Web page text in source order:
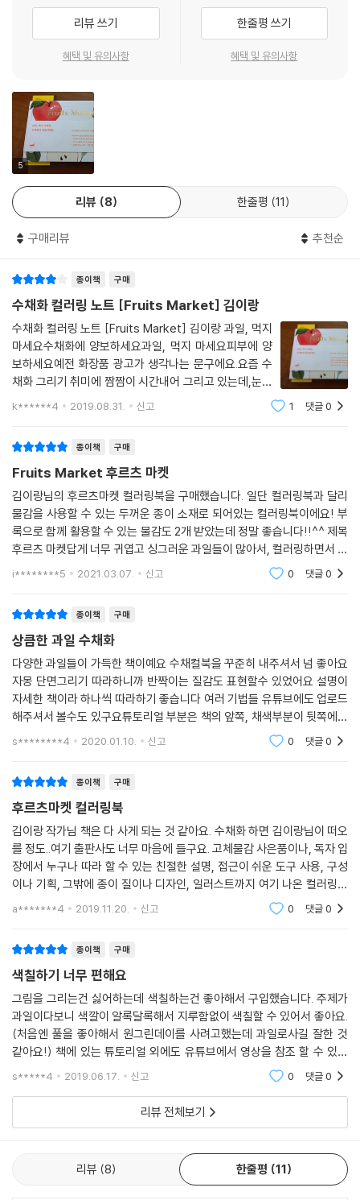
전문가용 스케치북처럼 고급 사양으로 제작했습니다.
- 종이: 발색, 흡수, 번짐이 좋은 고급 미술용지(DS Prince 190g)
- 제본: 180도 쫙 펼쳐지는 양장 제본
수채화를 배워보고 싶은데, 망설이고 계세요?
과일 그림으로 수채화를 시작해보세요.
꽃이나 식물은 세밀한 터치나 음영이 많은 반면,
과일은 큼직큼직 넓게 칠하니까
쉽고, 빠르게 완성이 되고요.
그리기가 훨씬 쉽답니다. 그림 왕초보에게 딱이에요!
게다가 상콤달콤한 색들이 팡팡! 칠하면서 마음까지 즐거워져요!
리뷰 쓰기
혜택 및 유의사항
한줄평 쓰기
혜택 및 유의사항
5
리뷰 8 한줄평 11
구매리뷰 추천순
종이책 구매
수채화 컬러링 노트 [Fruits Market] 김이랑
수채화 컬러링 노트 [Fruits Market] 김이랑 과일, 먹지
마세요수채화에 양보하세요과일, 먹지 마세요피부에 양
보하세요예전 화장품 광고가 생각나는 문구에요.요즘 수
채화 그리기 취미에 짬짬이 시간내어 그리고 있는데,눈에
보이는 모든 사물이 그림으로 그리면어떻게 그려질까 관
k******4 2019.08.31. 신고 1 댓글0
종이책 구매
Fruits Market 후르츠 마켓
김이랑님의 후르츠마켓 컬러링북을 구매했습니다. 일단 컬러링북과 달리
물감을 사용할 수 있는 두꺼운 종이 소재로 되어있는 컬러링북이에요! 부
록으로 함께 활용할 수 있는 물감도 2개 받았는데 정말 좋습니다!!^^ 제목
후르츠 마켓답게 너무 귀엽고 싱그러운 과일들이 많아서, 컬러링하면서 눈
이 정말 즐겁고, 배는 고팠습니다 ㅋㅋ 컬러링 좋아하고 수채화 물감으로
i********5 2021.03.07. 신고 0 댓글0
종이책 구매
상큼한 과일 수채화
다양한 과일들이 가득한 책이예요 수채컬북을 꾸준히 내주셔서 넘 좋아요
자몽 단면그리기 따라하니까 반짝이는 질감도 표현할수 있었어요 설명이
자세한 책이라 하나씩 따라하기 좋습니다 여러 기법들 유튜브에도 업로드
해주셔서 볼수도 있구요튜토리얼 부분은 책의 앞쪽, 채색부분이 뒷쪽에있
어서 저는 개인적으로 도안부분만 뜯어서 따로 보관해서 채색중이에요 종
s********4 2020.01.10. 신고 0 댓글0
종이책 구매
후르츠마켓 컬러링북
김이랑 작가님 책은 다 사게 되는 것 같아요. 수채화 하면 김이랑님이 떠오
를 정도..여기 출판사도 너무 마음에 들구요. 고체물감 사은품이나, 독자 입
장에서 누구나 따라 할 수 있는 친절한 설명, 접근이 쉬운 도구 사용, 구성
이나 기획, 그밖에 종이 질이나 디자인, 일러스트까지 여기 나온 컬러링북
시리즈 전부 너무 좋아요. 이 책은 꽃, 식물, 풍경 수채화 대신 상큼하고 알
a*******4 2019.11.20. 신고 0 댓글0
종이책 구매
색칠하기 너무 편해요
그림을 그리는건 싫어하는데 색칠하는건 좋아해서 구입했습니다. 주제가
과일이다보니 색깔이 알록달록해서 지루함없이 색칠할 수 있어서 좋아요.
(처음엔 풀을 좋아해서 원그린데이를 사려고했는데 과일로사길 잘한 것
같아요!) 책에 있는 튜토리얼 외에도 유튜브에서 영상을 참조 할 수 있는
것도 참 좋습니다. 무엇보다 필요한 색이 딱 정해져 있어서 준비하는데도
s*****4 2019.06.17. 신고 0 댓글0
리뷰 전체보기
리뷰 8 한줄평 11